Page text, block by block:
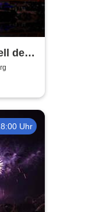
der
Uhr